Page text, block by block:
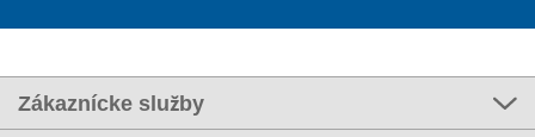
Zákaznícke služby